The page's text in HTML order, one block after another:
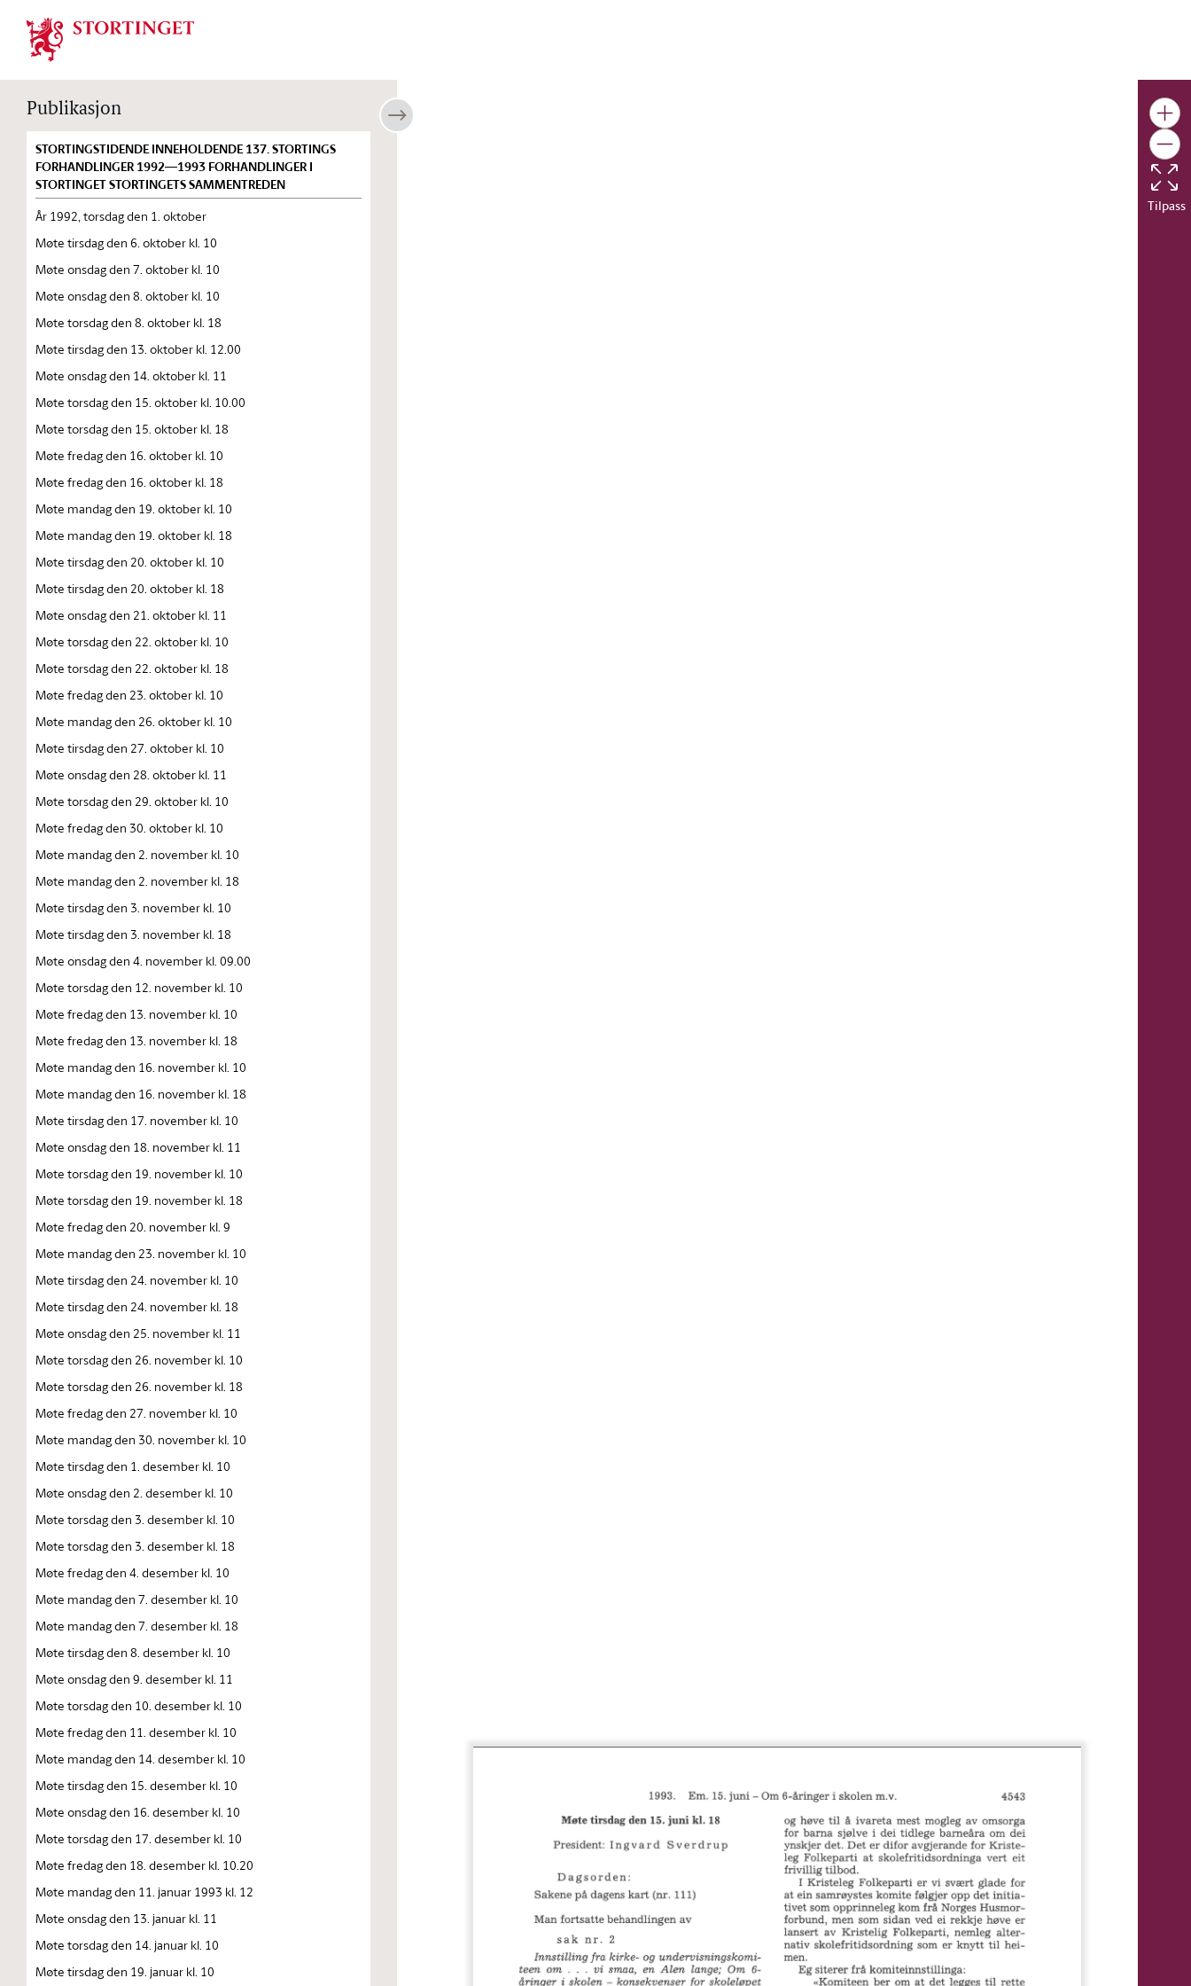
Stortinget.no
Publikasjon
STORTINGSTIDENDE INNEHOLDENDE 137. STORTINGS
FORHANDLINGER 1992—1993 FORHANDLINGER I
STORTINGET STORTINGETS SAMMENTREDEN
År 1992, torsdag den 1. oktober
Møte tirsdag den 6. oktober kl. 10
Møte onsdag den 7. oktober kl. 10
Møte onsdag den 8. oktober kl. 10
Møte torsdag den 8. oktober kl. 18
Møte tirsdag den 13. oktober kl. 12.00
Møte onsdag den 14. oktober kl. 11
Møte torsdag den 15. oktober kl. 10.00
Møte torsdag den 15. oktober kl. 18
Møte fredag den 16. oktober kl. 10
Møte fredag den 16. oktober kl. 18
Møte mandag den 19. oktober kl. 10
Møte mandag den 19. oktober kl. 18
Møte tirsdag den 20. oktober kl. 10
Møte tirsdag den 20. oktober kl. 18
Møte onsdag den 21. oktober kl. 11
Møte torsdag den 22. oktober kl. 10
Møte torsdag den 22. oktober kl. 18
Møte fredag den 23. oktober kl. 10
Møte mandag den 26. oktober kl. 10
Møte tirsdag den 27. oktober kl. 10
Møte onsdag den 28. oktober kl. 11
Møte torsdag den 29. oktober kl. 10
Møte fredag den 30. oktober kl. 10
Møte mandag den 2. november kl. 10
Møte mandag den 2. november kl. 18
Møte tirsdag den 3. november kl. 10
Møte tirsdag den 3. november kl. 18
Møte onsdag den 4. november kl. 09.00
Møte torsdag den 12. november kl. 10
Møte fredag den 13. november kl. 10
Møte fredag den 13. november kl. 18
Møte mandag den 16. november kl. 10
Møte mandag den 16. november kl. 18
Møte tirsdag den 17. november kl. 10
Møte onsdag den 18. november kl. 11
Møte torsdag den 19. november kl. 10
Møte torsdag den 19. november kl. 18
Møte fredag den 20. november kl. 9
Møte mandag den 23. november kl. 10
Møte tirsdag den 24. november kl. 10
Møte tirsdag den 24. november kl. 18
Møte onsdag den 25. november kl. 11
Møte torsdag den 26. november kl. 10
Møte torsdag den 26. november kl. 18
Møte fredag den 27. november kl. 10
Møte mandag den 30. november kl. 10
Møte tirsdag den 1. desember kl. 10
Møte onsdag den 2. desember kl. 10
Møte torsdag den 3. desember kl. 10
Møte torsdag den 3. desember kl. 18
Møte fredag den 4. desember kl. 10
Møte mandag den 7. desember kl. 10
Møte mandag den 7. desember kl. 18
Møte tirsdag den 8. desember kl. 10
Møte onsdag den 9. desember kl. 11
Møte torsdag den 10. desember kl. 10
Møte fredag den 11. desember kl. 10
Møte mandag den 14. desember kl. 10
Møte tirsdag den 15. desember kl. 10
Møte onsdag den 16. desember kl. 10
Møte torsdag den 17. desember kl. 10
Møte fredag den 18. desember kl. 10.20
Møte mandag den 11. januar 1993 kl. 12
Møte onsdag den 13. januar kl. 11
Møte torsdag den 14. januar kl. 10
Møte tirsdag den 19. januar kl. 10